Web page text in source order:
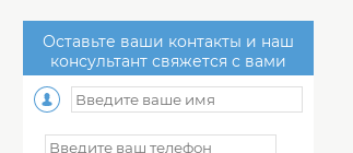
Оставьте ваши контакты и наш
консультант свяжется с вами